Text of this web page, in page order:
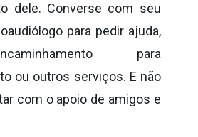
dele. Converse com seu
para pedir ajuda,
para
ou outros serviços. E não
com o apoio de amigos e